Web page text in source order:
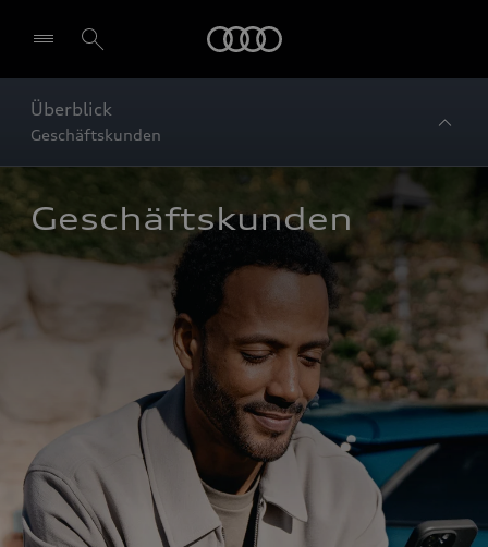
Überblick
Geschäftskunden
Geschäftskunden